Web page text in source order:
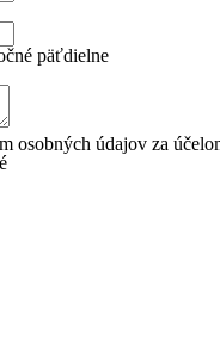
päťdielne
osobných údajov za